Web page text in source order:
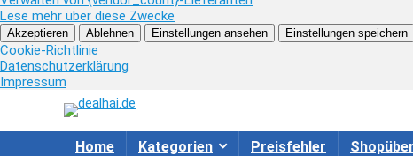
Lese mehr über diese Zwecke
Akzeptieren Ablehnen Einstellungen ansehen Einstellungen speichern
Cookie-Richtlinie
Datenschutzerklärung
Impressum
Home Kategorien Preisfehler